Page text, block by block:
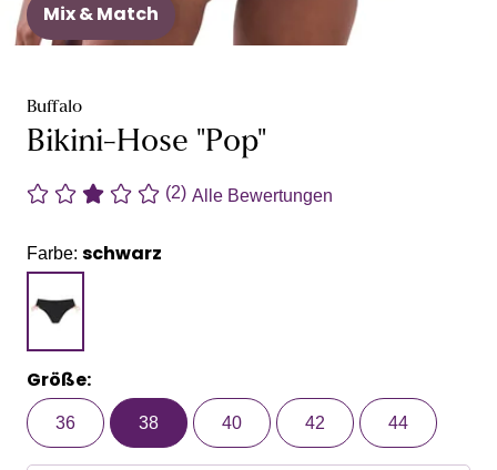
Mix & Match
Buffalo
Bikini-Hose "Pop"
(2) Alle Bewertungen
Farbe: schwarz
Größe:
36 38 40 42 44